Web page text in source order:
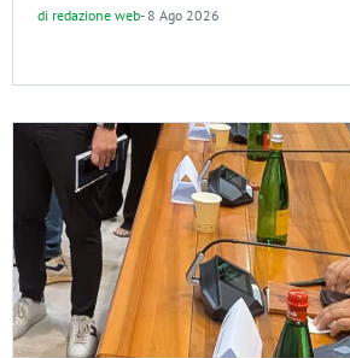
di redazione web- 8 Ago 2026